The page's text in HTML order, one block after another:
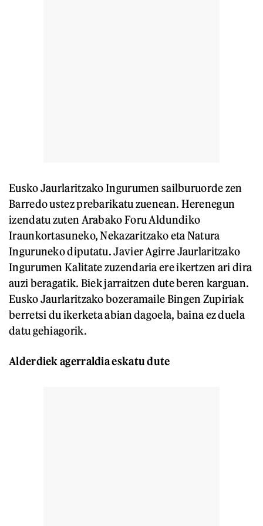
Eusko Jaurlaritzako Ingurumen sailburuorde zen
Barredo ustez prebarikatu zuenean. Herenegun
izendatu zuten Arabako Foru Aldundiko
Iraunkortasuneko, Nekazaritzako eta Natura
Inguruneko diputatu. Javier Agirre Jaurlaritzako
Ingurumen Kalitate zuzendaria ere ikertzen ari dira
auzi beragatik. Biek jarraitzen dute beren karguan.
Eusko Jaurlaritzako bozeramaile Bingen Zupiriak
berretsi du ikerketa abian dagoela, baina ez duela
datu gehiagorik.
Alderdiek agerraldia eskatu dute